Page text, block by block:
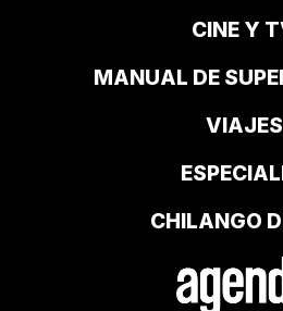
CINE Y
MANUAL DE
VIAJES
CHILANGO